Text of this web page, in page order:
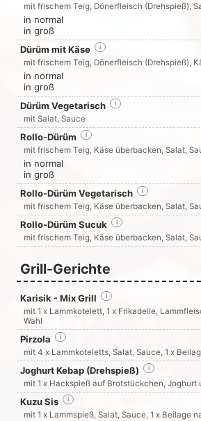
mit frischem Teig, Dönerfleisch (Drehspieß),
in normal
in groß
Dürüm mit Käse
i
mit frischem Teig, Dönerfleisch (Drehspieß),
in normal
in groß
Dürüm Vegetarisch
i
mit Salat, Sauce
Rollo-Dürüm i
mit frischem Teig, Käse überbacken, Salat,
in normal
in groß
Rollo-Dürüm Vegetarisch
i
mit frischem Teig, Käse überbacken, Salat,
Rollo-Dürüm Sucuk i
mit frischem Teig, Käse überbacken, Salat,
Grill-Gerichte
Karisik - Mix Grill i
mit 1 x Lammkotelett, 1 x Frikadelle,
Wahl
Pirzola i
mit 4 x Lammkoteletts, Salat, Sauce, 1 x
Joghurt Kebap (Drehspieß) i
mit 1 x Hackspieß auf Brotstückchen, Joghurt
Kuzu Sis i
mit 1 x Lammspieß, Salat, Sauce, 1 x Beilage